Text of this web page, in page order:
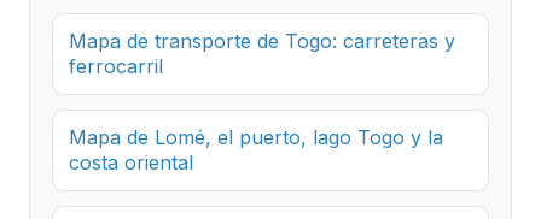
Mapa de transporte de Togo: carreteras y
ferrocarril
Mapa de Lomé, el puerto, lago Togo y la
costa oriental